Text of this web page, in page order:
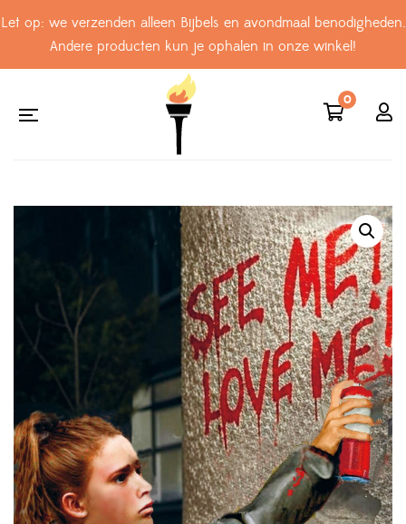
Let op: we verzenden alleen Bijbels en avondmaal benodigheden.
Andere producten kun je ophalen in onze winkel!
0